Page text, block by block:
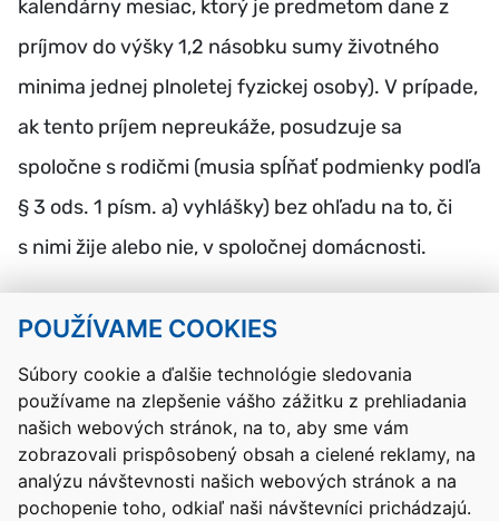
POUŽÍVAME COOKIES
Súbory cookie a ďalšie technológie sledovania
používame na zlepšenie vášho zážitku z prehliadania
našich webových stránok, na to, aby sme vám
zobrazovali prispôsobený obsah a cielené reklamy, na
analýzu návštevnosti našich webových stránok a na
pochopenie toho, odkiaľ naši návštevníci prichádzajú.
kalendárny mesiac, ktorý je predmetom dane z
príjmov do výšky 1,2 násobku sumy životného
minima jednej plnoletej fyzickej osoby). V prípade,
ak tento príjem nepreukáže, posudzuje sa
spoločne s rodičmi (musia spĺňať podmienky podľa
§ 3 ods. 1 písm. a) vyhlášky) bez ohľadu na to, či
s nimi žije alebo nie, v spoločnej domácnosti.
Kontakty Mapa stránky RSS
Vyhlásenie o prístupnosti
Nastavenia cookies
Prevádzkovateľom služby je Ministerstvo školstva, výskumu,
vývoja a mládeže Slovenskej republiky.